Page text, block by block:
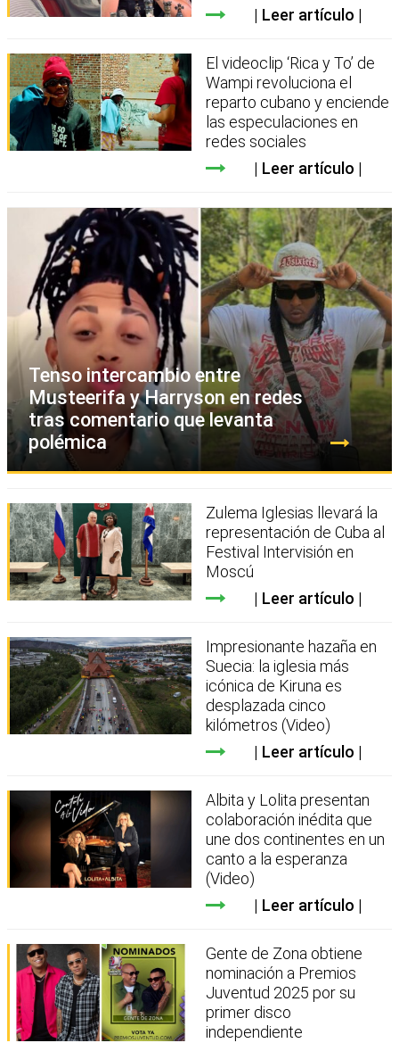
Leer artículo
El videoclip ‘Rica y To’ de
Wampi revoluciona el
reparto cubano y enciende
las especulaciones en
redes sociales
Leer artículo
Tenso intercambio entre
Musteerifa y Harryson en redes
tras comentario que levanta
polémica
Zulema Iglesias llevará la
representación de Cuba al
Festival Intervisión en
Moscú
Leer artículo
Impresionante hazaña en
Suecia: la iglesia más
icónica de Kiruna es
desplazada cinco
kilómetros (Video)
Leer artículo
Albita y Lolita presentan
colaboración inédita que
une dos continentes en un
canto a la esperanza
(Video)
Leer artículo
Gente de Zona obtiene
nominación a Premios
Juventud 2025 por su
primer disco
independiente